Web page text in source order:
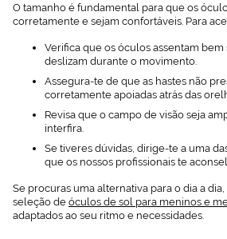
O tamanho é fundamental para que os
corretamente e sejam confortáveis. Para
Verifica que os óculos assentam bem
deslizam durante o movimento.
Assegura-te de que as hastes não
corretamente apoiadas atrás das
Revisa que o campo de visão seja
interfira.
Se tiveres dúvidas, dirige-te a uma
que os nossos profissionais te
Se procuras uma alternativa para o dia a
seleção de óculos de sol para meninos e
adaptados ao seu ritmo e necessidades.